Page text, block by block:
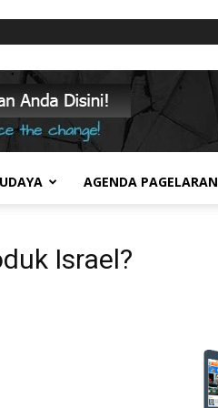
AGENDA PAGELARAN
Israel?